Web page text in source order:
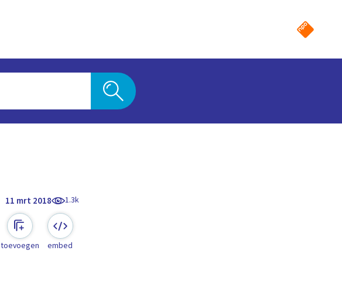
11 mrt 2018 1.3k
toevoegen embed